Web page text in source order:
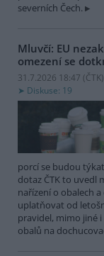
severních Čech.
Mluvčí: EU
omezení se
31.7.2026 18:47 (ČTK)
Diskuse: 19
porcí se budou
dotaz ČTK to uvedl
nařízení o obalech
uplatňovat od
pravidel, mimo jiné
obalů na